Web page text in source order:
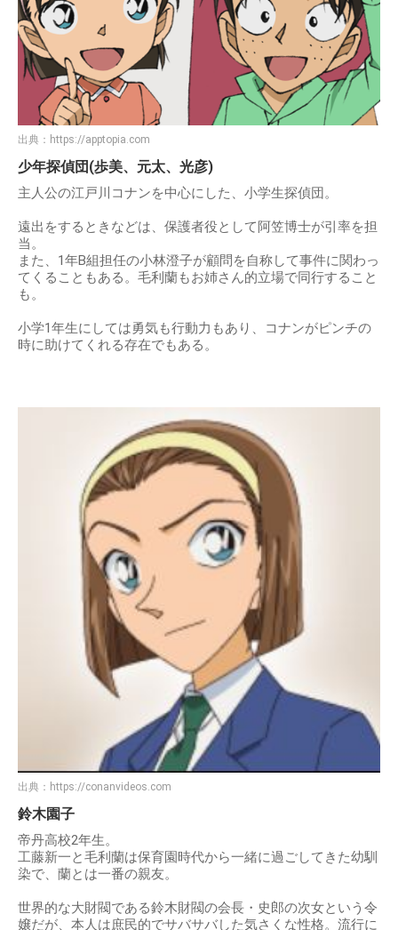
出典： https://apptopia.com
少年探偵団(歩美、元太、光彦)
主人公の江戸川コナンを中心にした、小学生探偵団。
遠出をするときなどは、保護者役として阿笠博士が引率を担
当。
また、1年B組担任の小林澄子が顧問を自称して事件に関わっ
てくることもある。毛利蘭もお姉さん的立場で同行すること
も。
小学1年生にしては勇気も行動力もあり、コナンがピンチの
時に助けてくれる存在でもある。
出典： https://conanvideos.com
鈴木園子
帝丹高校2年生。
工藤新一と毛利蘭は保育園時代から一緒に過ごしてきた幼馴
染で、蘭とは一番の親友。
世界的な大財閥である鈴木財閥の会長・史郎の次女という令
嬢だが、本人は庶民的でサバサバした気さくな性格。流行に